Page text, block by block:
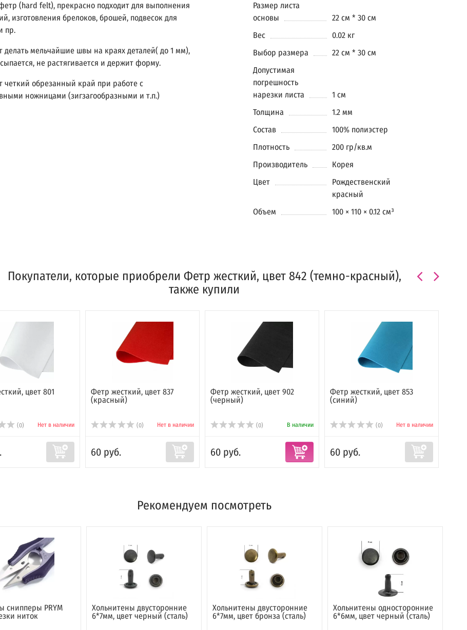
(hard felt), прекрасно подходит для выполнения
изготовления брелоков, брошей, подвесок для
пр.
делать мельчайшие швы на краях деталей( до 1 мм),
не растягивается и держит форму.
четкий обрезанный край при работе с
ножницами (зигзагообразными и т.п.)
Размер листа
основы
22 см * 30 см
Вес
0.02 кг
Выбор размера
22 см * 30 см
Допустимая
погрешность
нарезки листа
1 см
Толщина
1.2 мм
Состав
100% полиэстер
Плотность
200 гр/кв.м
Производитель
Корея
Цвет
Рождественский
красный
Объем
100 × 110 × 0.12 см³
Покупатели, которые приобрели Фетр жесткий, цвет 842 (темно-красный),
также купили
цвет 801
(0) Нет в наличии
Фетр жесткий, цвет 837
(красный)
(0) Нет в наличии
60 руб.
Фетр жесткий, цвет 902
(черный)
(0) В наличии
60 руб.
Фетр жесткий, цвет 853
(синий)
(0) Нет в наличии
60 руб.
Рекомендуем посмотреть
снипперы PRYM
ниток
Хольнитены двусторонние
6*7мм, цвет черный (сталь)
Хольнитены двусторонние
6*7мм, цвет бронза (сталь)
Хольнитены односторонние
6*6мм, цвет черный (сталь)